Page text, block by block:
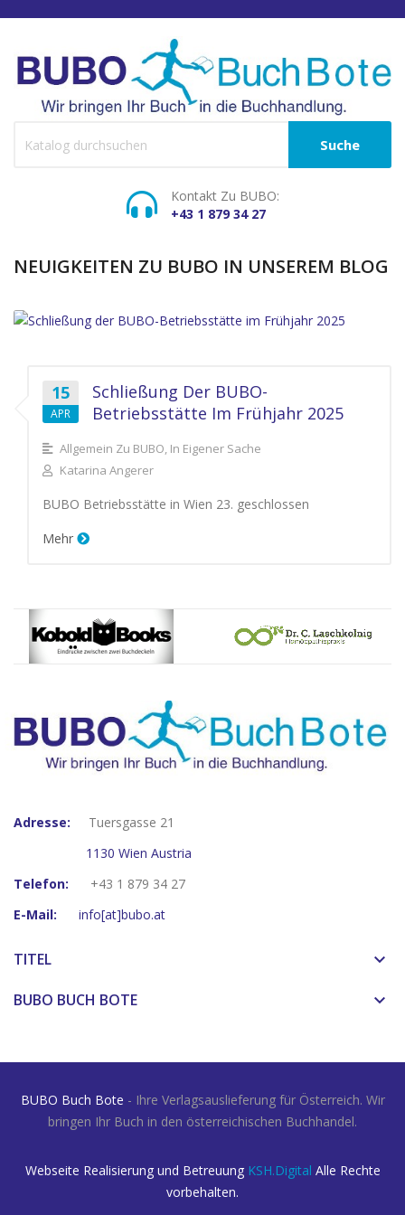
Suche
Kontakt Zu BUBO:
+43 1 879 34 27
NEUIGKEITEN ZU BUBO IN UNSEREM BLOG
15
APR
Schließung Der BUBO-
Betriebsstätte Im Frühjahr 2025
Allgemein Zu BUBO, In Eigener Sache
Katarina Angerer
BUBO Betriebsstätte in Wien 23. geschlossen
Mehr
Adresse:
Tuersgasse 21
1130 Wien Austria
Telefon:
+43 1 879 34 27
E-Mail:
info[at]bubo.at
TITEL keyboard_arrow_down
BUBO BUCH BOTE keyboard_arrow_down
BUBO Buch Bote - Ihre Verlagsauslieferung für Österreich. Wir
bringen Ihr Buch in den österreichischen Buchhandel.
Webseite Realisierung und Betreuung KSH.Digital Alle Rechte
vorbehalten.